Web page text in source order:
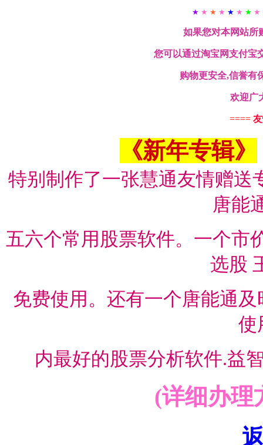
★ ★ ★ ★ ★ ★ ★ ★
如果您对本网站所
您可以通过淘宝网支付宝
购物更安全,信誉有
欢迎广
====
《新年专辑》
特别制作了一张慧通友情赠送
唐能
五六个常用股票软件。 一个市
选股
免费使用。还有一个唐能通
使
内最好的股票分析软件.益
(详细办理